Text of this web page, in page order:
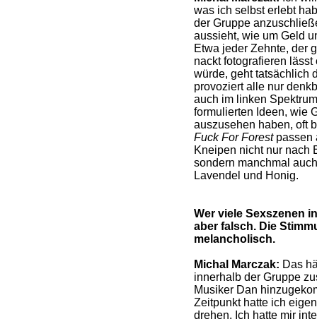
was ich selbst erlebt
der Gruppe
aussieht, wie um Geld
Etwa jeder Zehnte, der
nackt fotografieren
würde, geht tatsächlich
provoziert alle nur
auch im linken
formulierten Ideen, wie
auszusehen haben, oft
Fuck For Forestpassen
Kneipen nicht nur nach
sondern manchmal
Lavendel und Honig.
Wer viele Sexszenen
aber falsch. Die
melancholisch.
Michal Marczak: Das
innerhalb der Gruppe
Musiker Dan
Zeitpunkt hatte ich
drehen. Ich hatte mir